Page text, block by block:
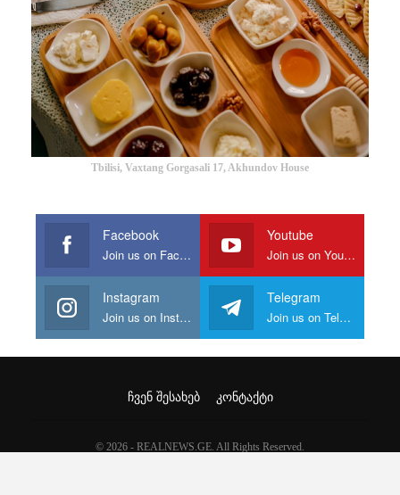
Tbilisi, Vaxtang Gorgasali 17, Akhundov House
Facebook
Join us on Facebook
Youtube
Join us on Youtube
Instagram
Join us on Instagram
Telegram
Join us on Telegram
ᲩᲕᲔᲜ ᲨᲔᲡᲐᲮᲔᲑ ᲙᲝᲜᲢᲐᲥᲢᲘ
© 2026 - REALNEWS.GE. All Rights Reserved.